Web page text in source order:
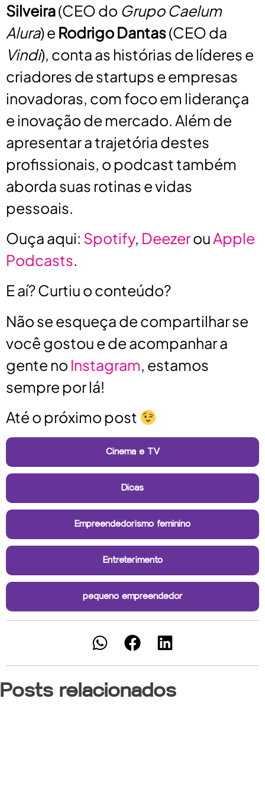
Silveira(CEO do Grupo Caelum
Alura) e Rodrigo Dantas(CEO da
Vindi), conta as histórias de líderes e
criadores de startups e empresas
inovadoras, com foco em liderança
e inovação de mercado. Além de
apresentar a trajetória destes
profissionais, o podcast também
aborda suas rotinas e vidas
pessoais.
Ouça aqui: Spotify, DeezerouApple
Podcasts.
E aí? Curtiu o conteúdo?
Não se esqueça de compartilhar se
você gostou e de acompanhar a
gente no Instagram, estamos
sempre por lá!
Até o próximo post
Cinema e TV
Dicas
Empreendedorismo feminino
Entreterimento
pequeno empreendedor
Posts relacionados